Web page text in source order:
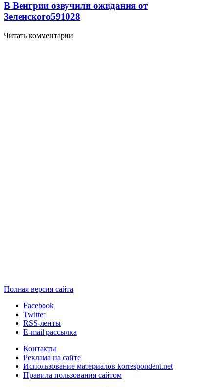
В Венгрии озвучили ожидания от
Зеленского591028
Читать комментарии
Полная версия сайта
Facebook
Twitter
RSS-ленты
E-mail рассылка
Контакты
Реклама на сайте
Использование материалов korrespondent.net
Правила пользования сайтом